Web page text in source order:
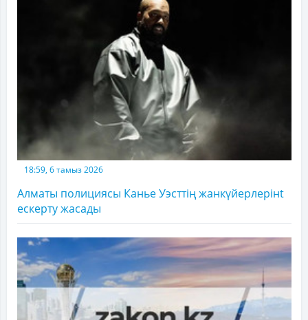
18:59, 6 тамыз 2026
Алматы полициясы Канье Уэсттің жанкүйерлерінt
ескерту жасады